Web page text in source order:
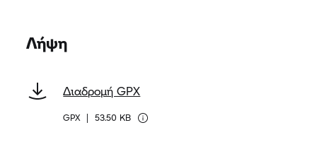
Λήψη
Διαδρομή GPX
GPX | 53.50 KB